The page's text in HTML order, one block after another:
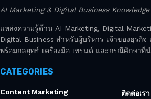
AI Marketing & Digital Business
แหล่งความรู้ด้าน AI Marketing, Digital
Digital Business สำหรับผู้บริหาร เจ้าของธุรกิจ
พร้อมกลยุทธ์ เครื่องมือ เทรนด์ และกรณีศึกษาที่น
CATEGORIES
Content Marketing
ติดต่อเรา